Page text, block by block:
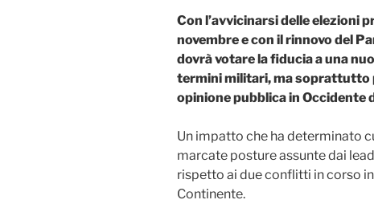
Con l’avvicinarsi delle elezioni
novembre e con il rinnovo del
dovrà votare la fiducia a una
termini militari, ma soprattutto
opinione pubblica in Occidente
Un impatto che ha determinato
marcate posture assunte dai
rispetto ai due conflitti in corso
Continente.